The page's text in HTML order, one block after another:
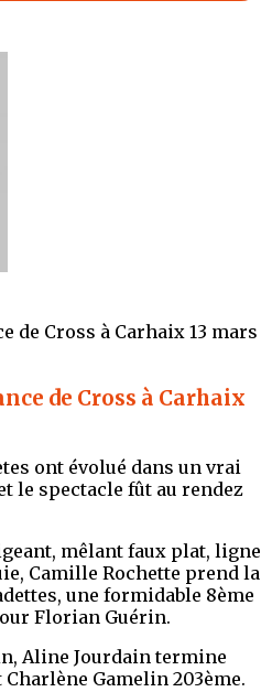
de Cross à Carhaix
ont évolué dans un vrai
le spectacle fût au rendez
mêlant faux plat, ligne
Camille Rochette prend la
une formidable 8ème
Florian Guérin.
Aline Jourdain termine
Charlène Gamelin 203ème.